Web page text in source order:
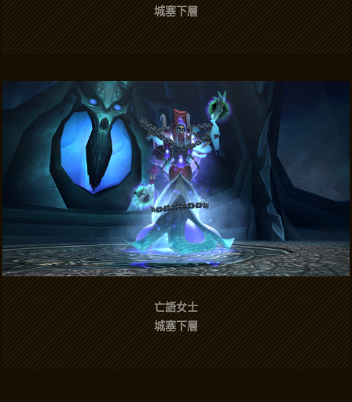
城塞下層
亡語女士
城塞下層